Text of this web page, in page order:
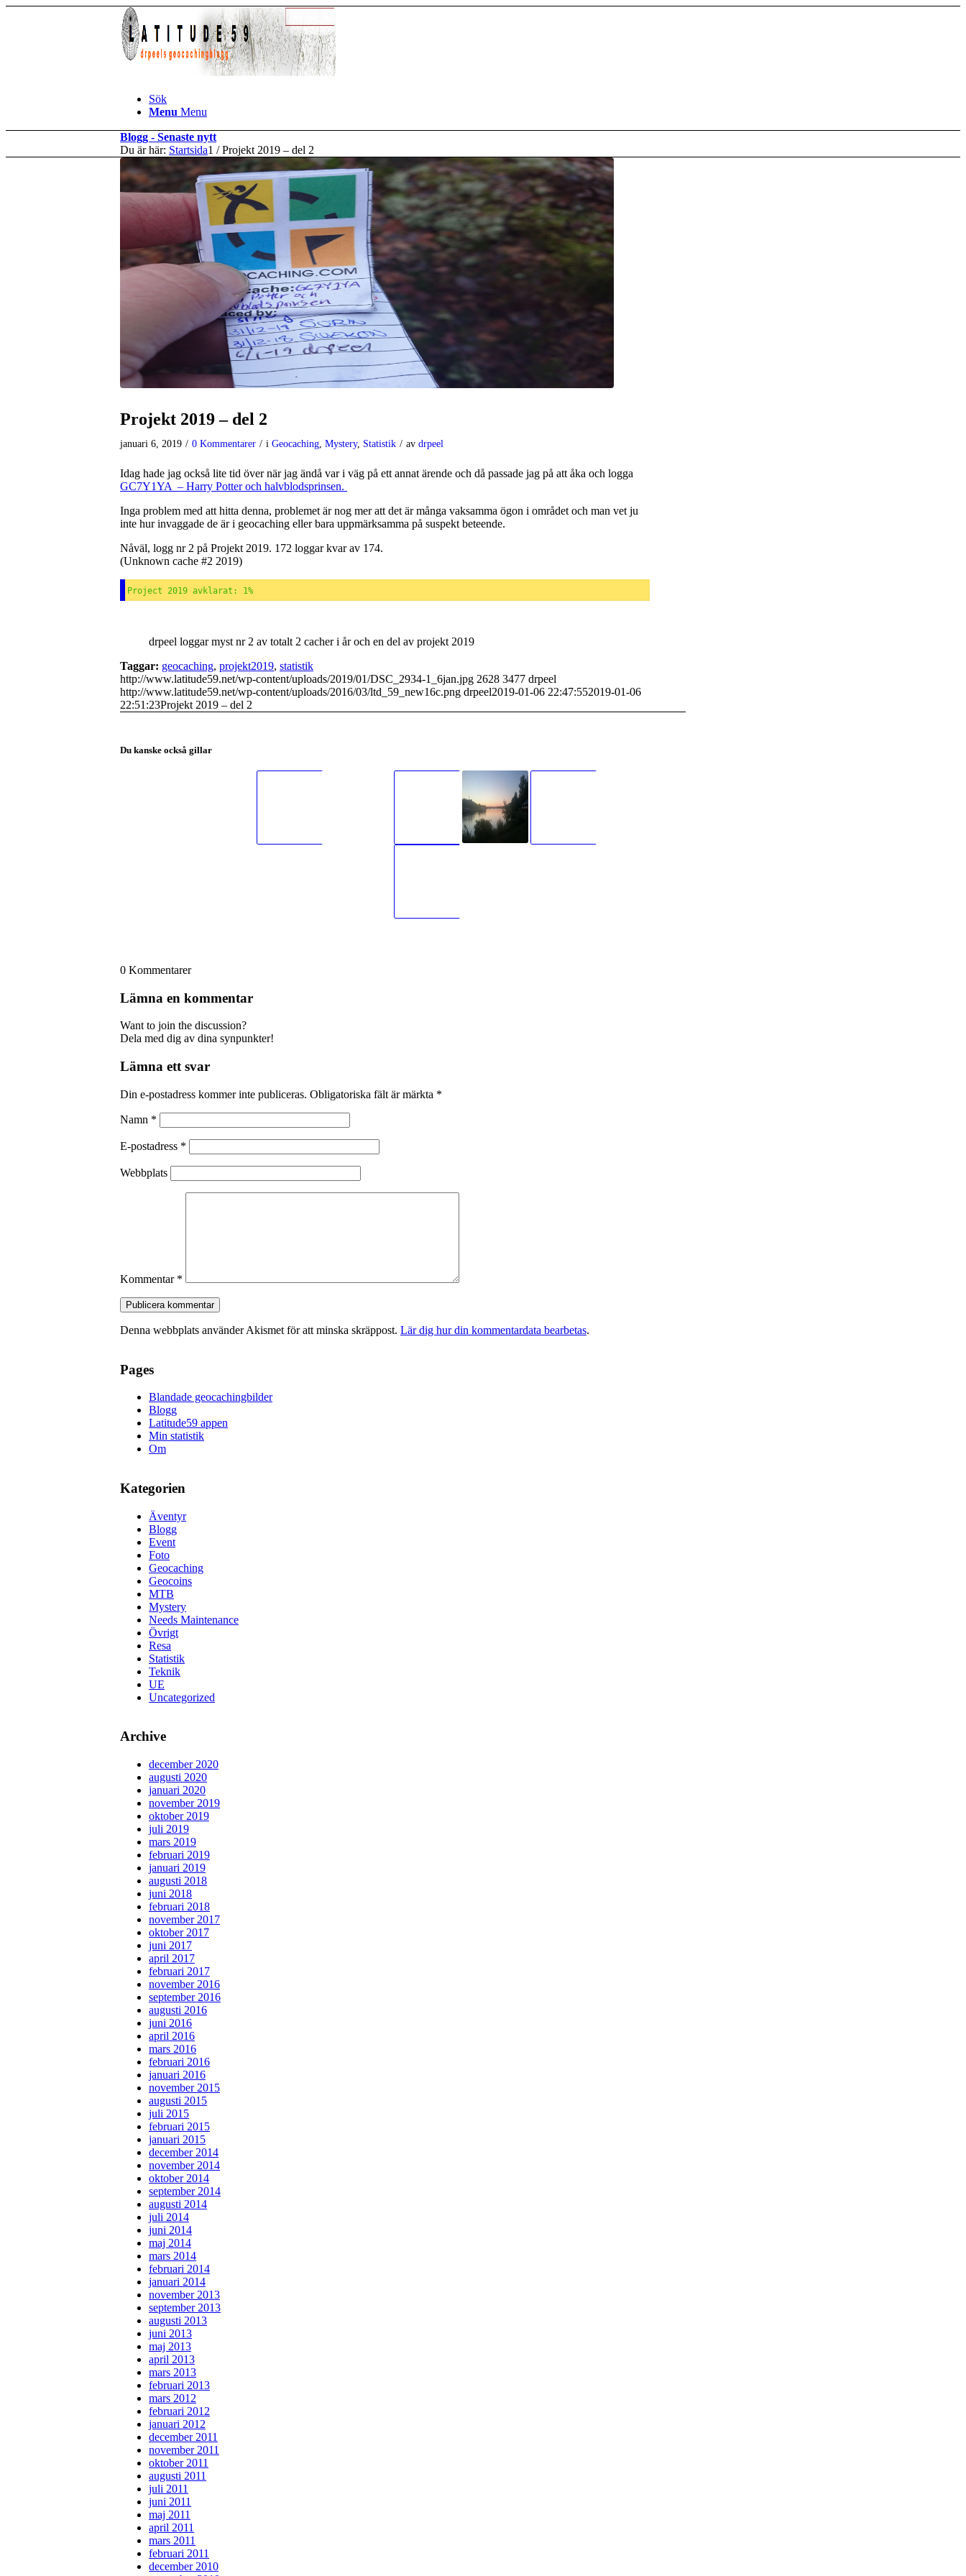
Sök
Menu Menu
Blogg - Senaste nytt
Du är här: Startsida1 / Projekt 2019 – del 2
Projekt 2019 – del 2
januari 6, 2019 / 0 Kommentarer / i Geocaching Mystery, Statistik / av drpeel
Idag hade jag också lite tid över när jag ändå var i väg på ett annat ärende och då passade jag på att åka och logga
GC7Y1YA – Harry Potter och halvblodsprinsen.
Inga problem med att hitta denna, problemet är nog mer att det är många vaksamma ögon i området och man vet ju
inte hur invaggade de är i geocaching eller bara uppmärksamma på suspekt beteende.
Nåväl, logg nr 2 på Projekt 2019. 172 loggar kvar av 174.
(Unknown cache #2 2019)
Project 2019 avklarat: 1%
drpeel loggar myst nr 2 av totalt 2 cacher i år och en del av projekt 2019
Taggar: geocaching, projekt2019, statistik
http://www.latitude59.net/wp-content/uploads/2019/01/DSC_2934-1_6jan.jpg 2628 3477 drpeel
http://www.latitude59.net/wp-content/uploads/2016/03/ltd_59_new16c.png drpeel2019-01-06 22:47:552019-01-06
22:51:23Projekt 2019 – del 2
Du kanske också gillar
0 Kommentarer
Lämna en kommentar
Want to join the discussion?
Dela med dig av dina synpunkter!
Lämna ett svar
Din e-postadress kommer inte publiceras. Obligatoriska fält är märkta *
Namn *
E-postadress *
Webbplats
Kommentar *
Denna webbplats använder Akismet för att minska skräppost. Lär dig hur din kommentardata bearbetas.
Pages
Blandade geocachingbilder
Blogg
Latitude59 appen
Min statistik
Om
Kategorien
Äventyr
Blogg
Event
Foto
Geocaching
Geocoins
MTB
Mystery
Needs Maintenance
Övrigt
Resa
Statistik
Teknik
UE
Uncategorized
Archive
december 2020
augusti 2020
januari 2020
november 2019
oktober 2019
juli 2019
mars 2019
februari 2019
januari 2019
augusti 2018
juni 2018
februari 2018
november 2017
oktober 2017
juni 2017
april 2017
februari 2017
november 2016
september 2016
augusti 2016
juni 2016
april 2016
mars 2016
februari 2016
januari 2016
november 2015
augusti 2015
juli 2015
februari 2015
januari 2015
december 2014
november 2014
oktober 2014
september 2014
augusti 2014
juli 2014
juni 2014
maj 2014
mars 2014
februari 2014
januari 2014
november 2013
september 2013
augusti 2013
juni 2013
maj 2013
april 2013
mars 2013
februari 2013
mars 2012
februari 2012
januari 2012
december 2011
november 2011
oktober 2011
augusti 2011
juli 2011
juni 2011
maj 2011
april 2011
mars 2011
februari 2011
december 2010